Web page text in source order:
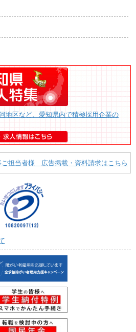
地区など、愛知県内で積極採用企業の
ご担当者様 広告掲載・資料請求はこちら